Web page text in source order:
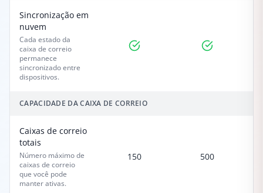
Sincronização em
nuvem
Cada estado da
caixa de correio
permanece
sincronizado entre
dispositivos.
CAPACIDADE DA CAIXA DE CORREIO
Caixas de correio
totais
Número máximo de
caixas de correio
que você pode
manter ativas.
150 500